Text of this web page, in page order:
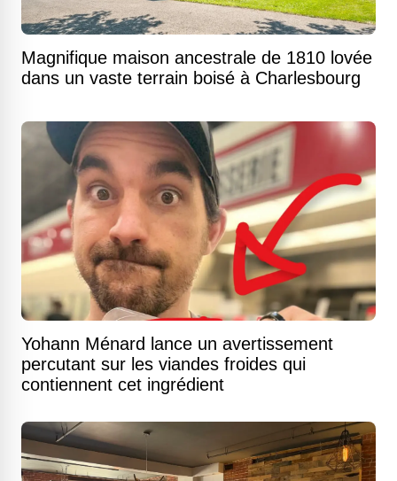
Magnifique maison ancestrale de 1810 lovée
dans un vaste terrain boisé à Charlesbourg
Yohann Ménard lance un avertissement
percutant sur les viandes froides qui
contiennent cet ingrédient